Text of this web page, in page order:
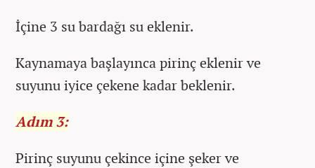
İçine 3 su bardağı su eklenir.
Kaynamaya başlayınca pirinç eklenir ve
suyunu iyice çekene kadar beklenir.
Adım 3:
Pirinç suyunu çekince içine şeker ve